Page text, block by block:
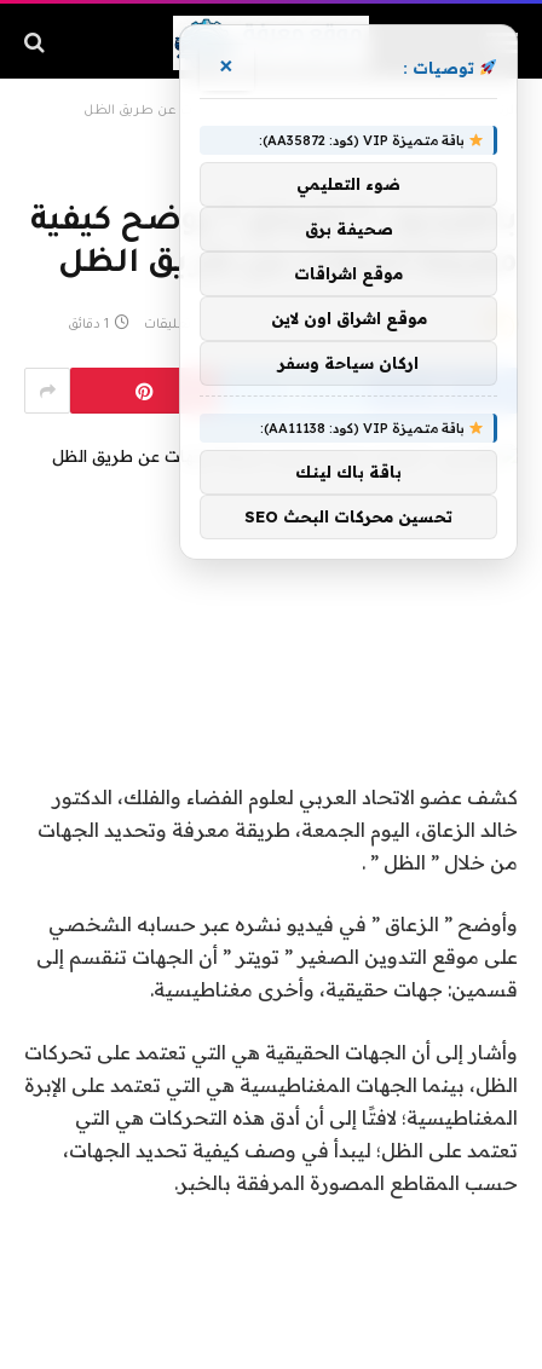
بالفيديو.. ” الزعاق ” ‏يوضح كيفية معرفة الجهات عن طريق الظل
بالفيديو.. ” الزعاق ” ‏يوضح كيفية
معرفة الجهات عن طريق الظل
بواسطة admin مايو 31, 2019 لا توجد تعليقات 1 دقائق
كشف عضو الاتحاد العربي لعلوم الفضاء والفلك، الدكتور
خالد الزعاق، اليوم الجمعة، طريقة معرفة وتحديد الجهات
من خلال ” الظل ” .
وأوضح ” الزعاق ” في فيديو نشره عبر حسابه الشخصي
على موقع التدوين الصغير ” تويتر ” أن الجهات تنقسم إلى
قسمين: جهات حقيقية، وأخرى مغناطيسية.
وأشار إلى أن الجهات الحقيقية هي التي تعتمد على تحركات
الظل، بينما الجهات المغناطيسية هي التي تعتمد على الإبرة
المغناطيسية؛ لافتًا إلى أن أدق هذه التحركات هي التي
تعتمد على الظل؛ ليبدأ في وصف كيفية تحديد الجهات،
حسب المقاطع المصورة المرفقة بالخبر.
توصيات : ×
باقة متميزة VIP (كود: AA35872):
ضوء التعليمي
صحيفة برق
موقع اشراقات
موقع اشراق اون لاين
اركان سياحة وسفر
باقة متميزة VIP (كود: AA11138):
باقة باك لينك
تحسين محركات البحث SEO